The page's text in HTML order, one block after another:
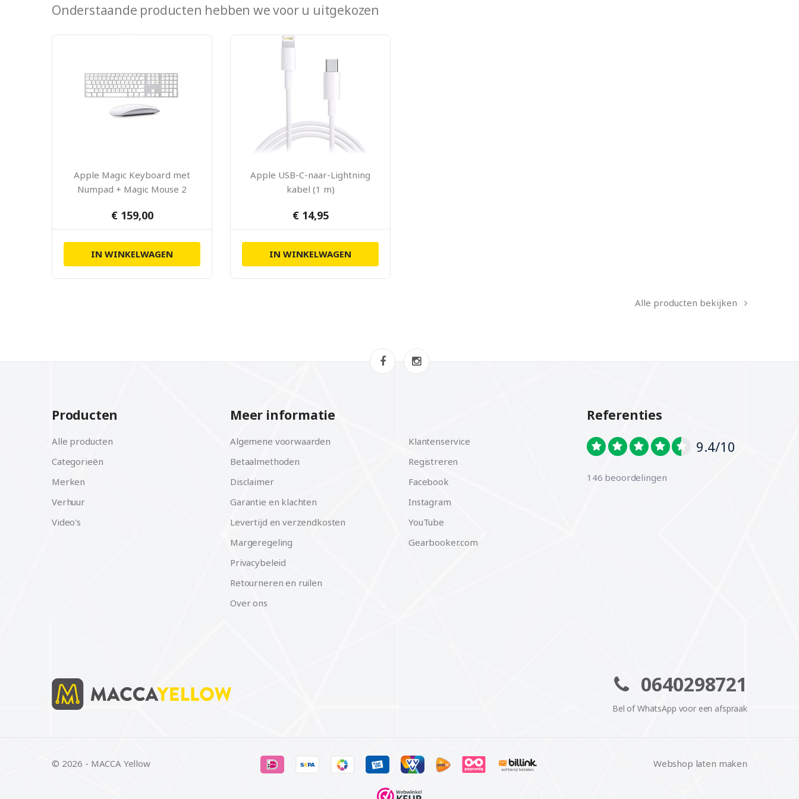
Onderstaande producten hebben we voor u uitgekozen
Apple Magic Keyboard met
Numpad + Magic Mouse 2
€ 159,00
IN WINKELWAGEN
Apple USB-C-naar-Lightning
kabel (1 m)
€ 14,95
IN WINKELWAGEN
Alle producten bekijken
Producten
Alle producten
Categorieën
Merken
Verhuur
Video's
Meer informatie
Algemene voorwaarden
Betaalmethoden
Disclaimer
Garantie en klachten
Levertijd en verzendkosten
Margeregeling
Privacybeleid
Retourneren en ruilen
Over ons
Klantenservice
Registreren
Facebook
Instagram
YouTube
Gearbooker.com
Referenties
9.4/10
146 beoordelingen
0640298721
Bel of WhatsApp voor een afspraak
© 2026 - MACCA Yellow Webshop laten maken